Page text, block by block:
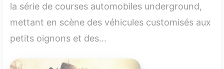
la série de courses automobiles underground,
mettant en scène des véhicules customisés aux
petits oignons et des...